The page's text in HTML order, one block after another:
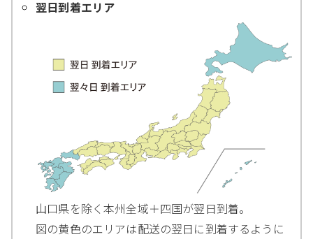
翌日到着エリア
山口県を除く本州全域＋四国が翌日到着。
図の黄色のエリアは配送の翌日に到着するように